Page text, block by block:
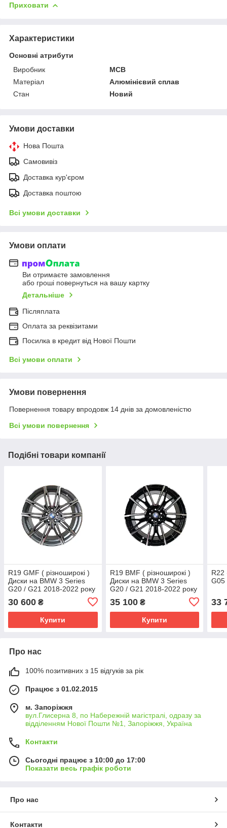
Приховати
Характеристики
Основні атрибути
Виробник
MCB
Матеріал
Алюмінієвий сплав
Стан
Новий
Умови доставки
Нова Пошта
Самовивіз
Доставка кур'єром
Доставка поштою
Всі умови доставки
Умови оплати
Ви отримаєте замовлення
або гроші повернуться на вашу картку
Детальніше
Післяплата
Оплата за реквізитами
Посилка в кредит від Нової Пошти
Всі умови оплати
Умови повернення
Повернення товару впродовж 14 днів за домовленістю
Всі умови повернення
Подібні товари компанії
R19 GMF ( різноширокі )
Диски на BMW 3 Series
G20 / G21 2018-2022 року
30 600 ₴
Купити
R19 BMF ( різноширокі )
Диски на BMW 3 Series
G20 / G21 2018-2022 року
35 100₴
Купити
R22
G05
33
Про нас
100% позитивних з 15 відгуків за рік
Працює з 01.02.2015
м. Запоріжжя
вул.Глисерна 8, по Набережній магістралі, одразу за
відділенням Нової Пошти №1, Запоріжжя, Україна
Контакти
Сьогодні працює з 10:00 до 17:00
Показати весь графік роботи
Про нас
Контакти